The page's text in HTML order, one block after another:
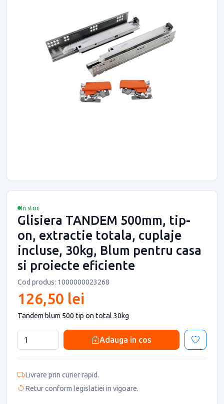
In stoc
Glisiera TANDEM 500mm, tip-
on, extractie totala, cuplaje
incluse, 30kg, Blum pentru casa
si proiecte eficiente
Cod produs: 1000000023268
126,50 lei
Tandem blum 500 tip on total 30kg
Adauga in cos
Livrare prin curier rapid.
Retur conform legislatiei in vigoare.